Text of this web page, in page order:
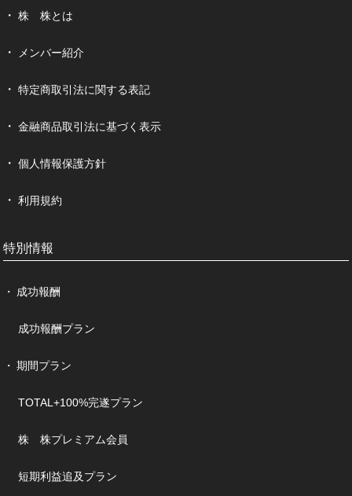
株 株とは
メンバー紹介
特定商取引法に関する表記
金融商品取引法に基づく表示
個人情報保護方針
利用規約
特別情報
成功報酬
成功報酬プラン
期間プラン
TOTAL+100%完遂プラン
株 株プレミアム会員
短期利益追及プラン